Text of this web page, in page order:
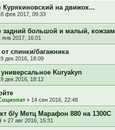
на движок...
фев 2017, 09:33
задний большой и малый, кожзам
янв 2017, 16:01
спинки/багажника
дек 2016, 18:09
универсальное Kuryakyn
дек 2016, 18:12
» 14 сен 2016, 22:48
б/у Метц Марафон 880 на 1300С
» 27 авг 2016, 15:31